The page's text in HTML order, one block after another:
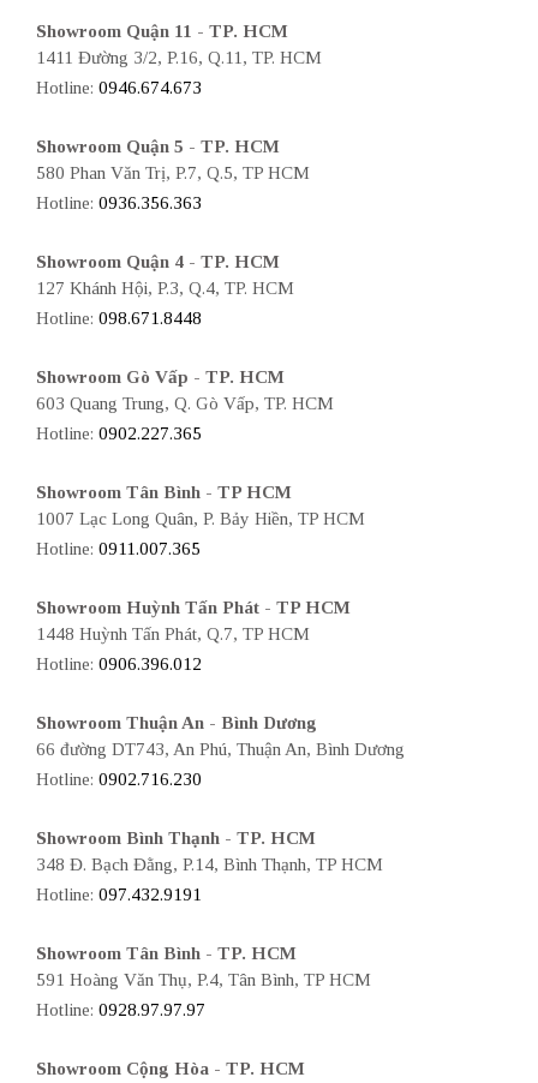
Showroom Quận 11 - TP. HCM
1411 Đường 3/2, P.16, Q.11, TP. HCM
Hotline: 0946.674.673
Showroom Quận 5 - TP. HCM
580 Phan Văn Trị, P.7, Q.5, TP HCM
Hotline: 0936.356.363
Showroom Quận 4 - TP. HCM
127 Khánh Hội, P.3, Q.4, TP. HCM
Hotline: 098.671.8448
Showroom Gò Vấp - TP. HCM
603 Quang Trung, Q. Gò Vấp, TP. HCM
Hotline: 0902.227.365
Showroom Tân Bình - TP HCM
1007 Lạc Long Quân, P. Bảy Hiền, TP HCM
Hotline: 0911.007.365
Showroom Huỳnh Tấn Phát - TP HCM
1448 Huỳnh Tấn Phát, Q.7, TP HCM
Hotline: 0906.396.012
Showroom Thuận An - Bình Dương
66 đường DT743, An Phú, Thuận An, Bình Dương
Hotline: 0902.716.230
Showroom Bình Thạnh - TP. HCM
348 Đ. Bạch Đằng, P.14, Bình Thạnh, TP HCM
Hotline: 097.432.9191
Showroom Tân Bình - TP. HCM
591 Hoàng Văn Thụ, P.4, Tân Bình, TP HCM
Hotline: 0928.97.97.97
Showroom Cộng Hòa - TP. HCM